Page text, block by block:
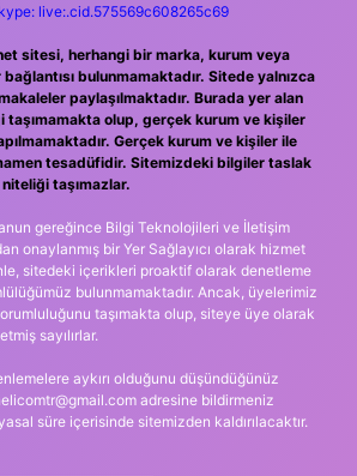
live:.cid.575569c608265c69
sitesi, herhangi bir marka, kurum veya
bulunmamaktadır. Sitede yalnızca
makaleler paylaşılmaktadır. Burada yer alan
taşımamakta olup, gerçek kurum ve kişiler
Gerçek kurum ve kişiler ile
tesadüfidir. Sitemizdeki bilgiler taslak
taşımazlar.
gereğince Bilgi Teknolojileri ve İletişim
onaylanmış bir Yer Sağlayıcı olarak hizmet
sitedeki içerikleri proaktif olarak denetleme
bulunmamaktadır. Ancak, üyelerimiz
taşımakta olup, siteye üye olarak
sayılırlar.
aykırı olduğunu düşündüğünüz
adresine bildirmeniz
süre içerisinde sitemizden kaldırılacaktır.